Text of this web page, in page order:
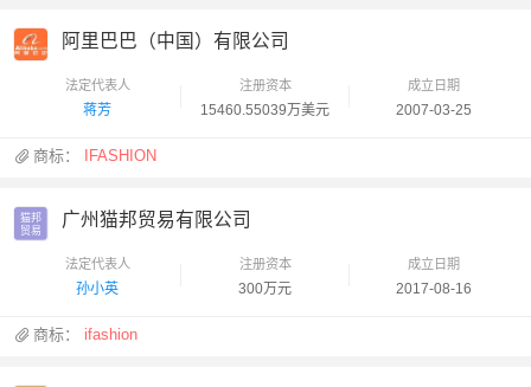
阿里巴巴（中国）有限公司
法定代表人
蒋芳
注册资本
15460.55039万美元
成立日期
2007-03-25
商标： IFASHION
猫邦
贸易
广州猫邦贸易有限公司
法定代表人
孙小英
注册资本
300万元
成立日期
2017-08-16
商标： ifashion